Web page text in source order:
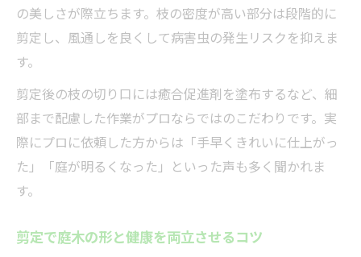
の美しさが際立ちます。枝の密度が高い部分は段階的に
剪定し、風通しを良くして病害虫の発生リスクを抑えま
す。
剪定後の枝の切り口には癒合促進剤を塗布するなど、細
部まで配慮した作業がプロならではのこだわりです。実
際にプロに依頼した方からは「手早くきれいに仕上がっ
た」「庭が明るくなった」といった声も多く聞かれま
す。
剪定で庭木の形と健康を両立させるコツ